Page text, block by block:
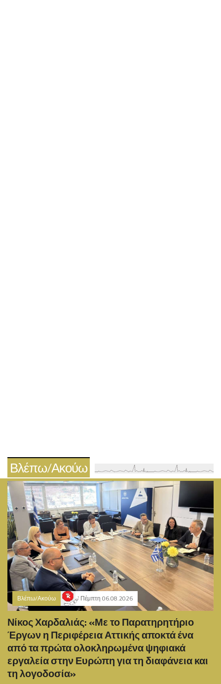
Βλέπω/Ακούω
Βλέπω/Ακούω Πέμπτη 06.08.2026
Νίκος Χαρδαλιάς: «Με το Παρατηρητήριο
Έργων η Περιφέρεια Αττικής αποκτά ένα
από τα πρώτα ολοκληρωμένα ψηφιακά
εργαλεία στην Ευρώπη για τη διαφάνεια και
τη λογοδοσία»